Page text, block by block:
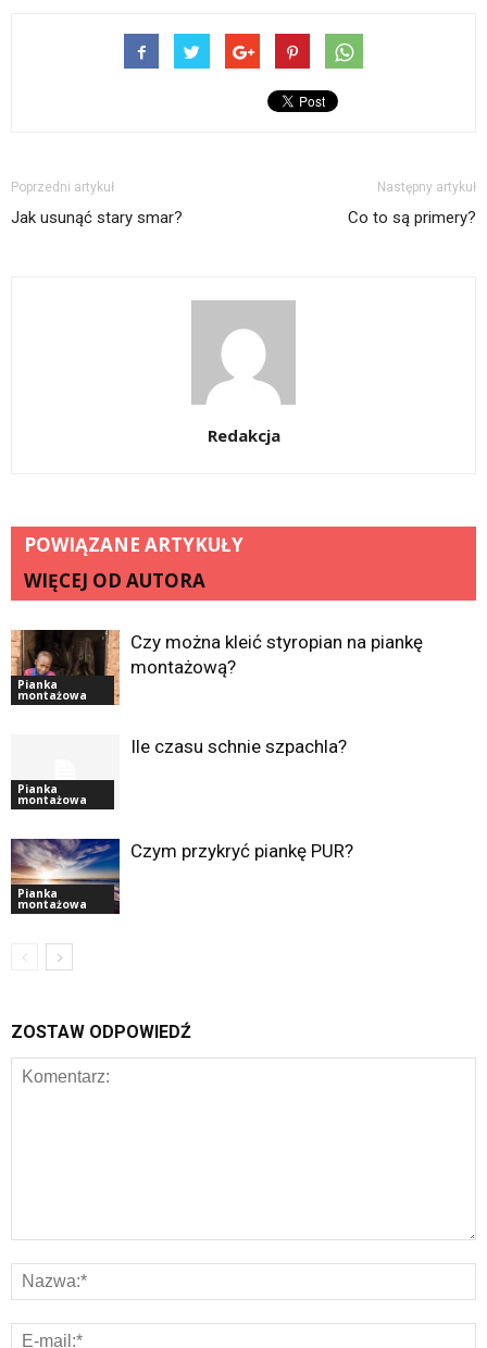
Poprzedni artykuł
Jak usunąć stary smar?
Następny artykuł
Co to są primery?
Redakcja
POWIĄZANE ARTYKUŁY
WIĘCEJ OD AUTORA
Pianka
montażowa
Czy można kleić styropian na piankę
montażową?
Pianka
montażowa
Ile czasu schnie szpachla?
Pianka
montażowa
Czym przykryć piankę PUR?
ZOSTAW ODPOWIEDŹ